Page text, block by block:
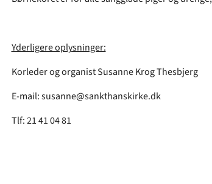
Yderligere oplysninger:
Korleder og organist Susanne Krog Thesbjerg
E-mail: susanne@sankthanskirke.dk
Tlf: 21 41 04 81